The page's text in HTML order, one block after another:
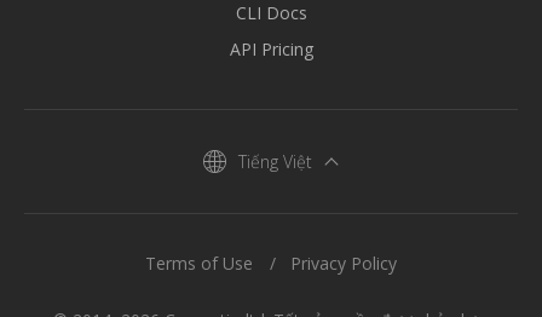
CLI Docs
API Pricing
Tiếng Việt
Terms of Use Privacy Policy